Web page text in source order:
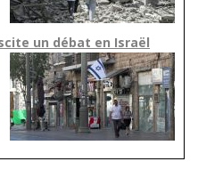
un débat en Israël